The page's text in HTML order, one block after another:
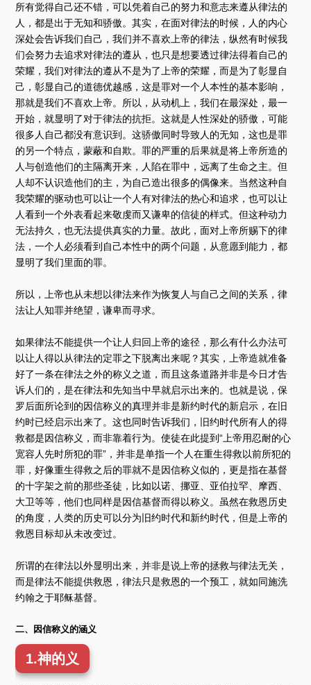
所有觉得自己还不错，可以凭着自己的努力和意志来遵从律法的
人，都是出于无知和骄傲。其实，在面对律法的时候，人的内心
深处会告诉我们自己，我们并不喜欢上帝的律法，纵然有时候我
们会努力去追求对律法的遵从，也只是想要透过律法得着自己的
荣耀，我们对律法的遵从不是为了上帝的荣耀，而是为了彰显自
己，彰显自己的道德优越感，这是罪对一个人本性的基本影响，
那就是我们不喜欢上帝。所以，从动机上，我们在最深处，最一
开始，就显明了对于律法的抗拒。这就是人性深处的骄傲，可能
很多人自己都没有意识到。这骄傲同时导致人的无知，这也是罪
的另一个特点，蒙蔽和自欺。罪的严重的后果就是将上帝所造的
人与创造他们的主隔离开来，人陷在罪中，远离了生命之主。但
人却不认识造他们的主，为自己造出很多的偶像来。当然这种自
我荣耀的驱动也可以让一个人有对律法的热心和追求，也可以让
人看到一个外表看起来敬虔而又谦卑的信徒的样式。但这种动力
无法持久，也无法提供真实的力量。故此，面对上帝所赐下的律
法，一个人必须看到自己本性中的两个问题，从意愿到能力，都
显明了我们里面的罪。
所以，上帝也从未想以律法来作为恢复人与自己之间的关系，律
法让人知罪并绝望，谦卑而寻求。
如果律法不能提供一个让人归回上帝的途径，那么有什么办法可
以让人得以从律法的定罪之下脱离出来呢？其实，上帝造就准备
好了一条在律法之外的称义之道，而且这条道路并非是今日才告
诉人们的，是在律法和先知当中早就启示出来的。也就是说，保
罗后面所论到的因信称义的真理并非是新约时代的新启示，在旧
约时已经启示出来了。这也同时告诉我们，旧约时代所有人的得
救都是因信称义，而非靠着行为。使徒在此提到“上帝用忍耐的心
宽容人先时所犯的罪”，并非是单指一个人在重生得救以前所犯的
罪，好像重生得救之后的罪就不是因信称义似的，更是指在基督
的十字架之前的那些圣徒，比如以诺、挪亚、亚伯拉罕、摩西、
大卫等等，他们也同样是因信基督而得以称义。虽然在救恩历史
的角度，人类的历史可以分为旧约时代和新约时代，但是上帝的
救恩目标却从未改变过。
所谓的在律法以外显明出来，并非是说上帝的拯救与律法无关，
而是律法不能提供救恩，律法只是救恩的一个预工，就如同施洗
约翰之于耶稣基督。
二、因信称义的涵义
1.神的义